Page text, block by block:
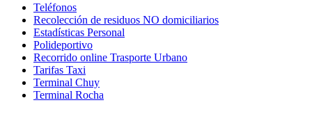
Teléfonos
Recolección de residuos NO domiciliarios
Estadísticas Personal
Polideportivo
Recorrido online Trasporte Urbano
Tarifas Taxi
Terminal Chuy
Terminal Rocha